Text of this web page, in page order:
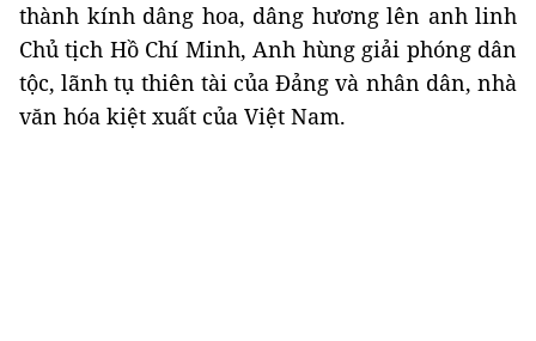
thành kính dâng hoa, dâng hương lên anh linh
Chủ tịch Hồ Chí Minh, Anh hùng giải phóng dân
tộc, lãnh tụ thiên tài của Đảng và nhân dân, nhà
văn hóa kiệt xuất của Việt Nam.